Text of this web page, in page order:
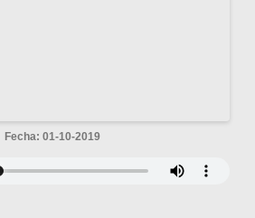
Fecha: 01-10-2019